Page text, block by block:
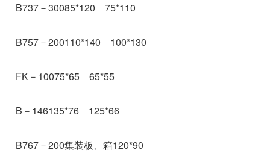
B737－30085*120 75*110
B757－200110*140 100*130
FK－10075*65 65*55
B－146135*76 125*66
B767－200集装板、箱120*90